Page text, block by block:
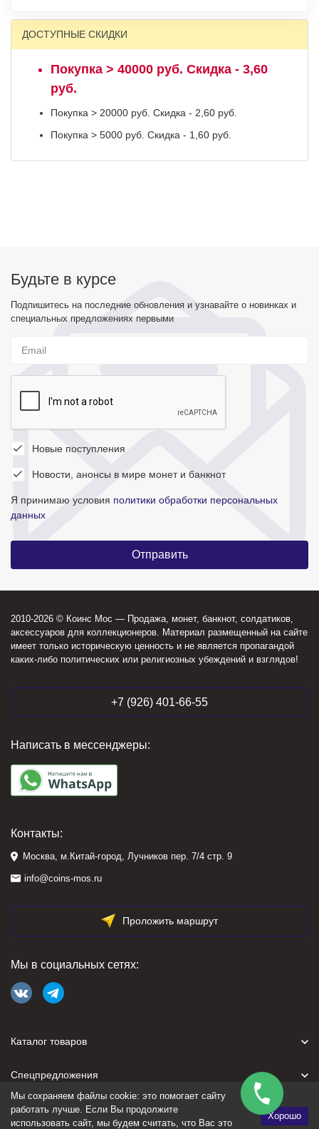
ДОСТУПНЫЕ СКИДКИ
Покупка > 40000 руб. Скидка - 3,60
руб.
Покупка > 20000 руб. Скидка - 2,60 руб.
Покупка > 5000 руб. Скидка - 1,60 руб.
Будьте в курсе
Подпишитесь на последние обновления и узнавайте о новинках и
специальных предложениях первыми
Новые поступления
Новости, анонсы в мире монет и банкнот
Я принимаю условия политики обработки персональных
данных
2010-2026 © Коинс Мос — Продажа, монет, банкнот, солдатиков,
аксессуаров для коллекционеров. Материал размещенный на сайте
имеет только историческую ценность и не является пропагандой
каких-либо политических или религиозных убеждений и взглядов!
+7 (926) 401-66-55
Написать в мессенджеры:
Контакты:
Москва, м.Китай-город, Лучников пер. 7/4 стр. 9
info@coins-mos.ru
Проложить маршрут
Мы в социальных сетях:
Каталог товаров
Спецпредложения
Для покупателя
Мы сохраняем файлы cookie: это помогает сайту
работать лучше. Если Вы продолжите
использовать сайт, мы будем считать, что Вас это
Хорошо